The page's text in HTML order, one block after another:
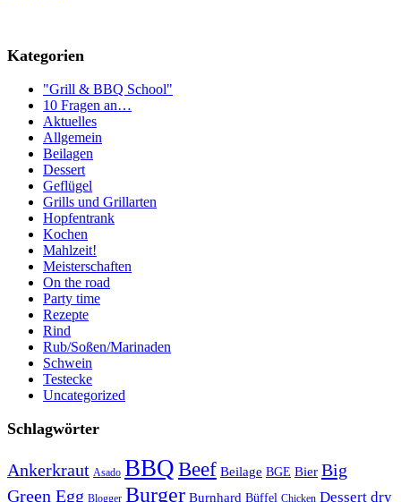
Kategorien
"Grill & BBQ School"
10 Fragen an…
Aktuelles
Allgemein
Beilagen
Dessert
Geflügel
Grills und Grillarten
Hopfentrank
Kochen
Mahlzeit!
Meisterschaften
On the road
Party time
Rezepte
Rind
Rub/Soßen/Marinaden
Schwein
Testecke
Uncategorized
Schlagwörter
Ankerkraut Asado BBQBeef Beilage BGE Bier Big
Green Egg Blogger Burger Burnhard Büffel Chicken Dessert dry